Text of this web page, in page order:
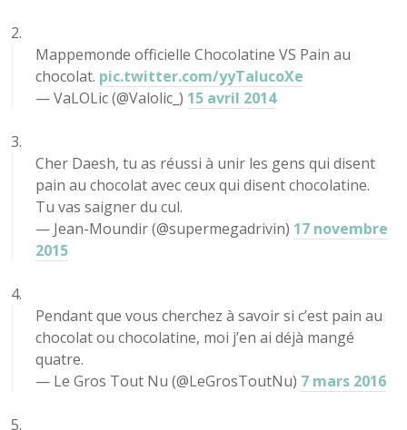
Mappemonde officielle Chocolatine VS Pain au
chocolat. pic.twitter.com/yyTalucoXe
— VaLOLic (@Valolic_) 15 avril 2014
Cher Daesh, tu as réussi à unir les gens qui disent
pain au chocolat avec ceux qui disent chocolatine.
Tu vas saigner du cul.
— Jean-Moundir (@supermegadrivin) 17 novembre
2015
Pendant que vous cherchez à savoir si c’est pain au
chocolat ou chocolatine, moi j’en ai déjà mangé
quatre.
— Le Gros Tout Nu (@LeGrosToutNu) 7 mars 2016